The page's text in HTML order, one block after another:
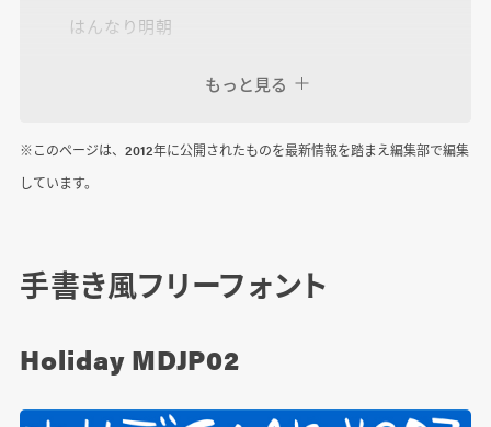
はんなり明朝
アニト 他多数
MigMixフォント
毛筆・和風フォント
原雲涯 オリジナルフォント（有料）
もっと見る
※このページは、2012年に公開されたものを最新情報を踏まえ編集部で編集
しています。
手書き風フリーフォント
Holiday MDJP02